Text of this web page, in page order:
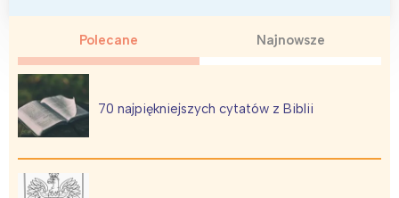
Polecane Najnowsze
70 najpiękniejszych cytatów z Biblii